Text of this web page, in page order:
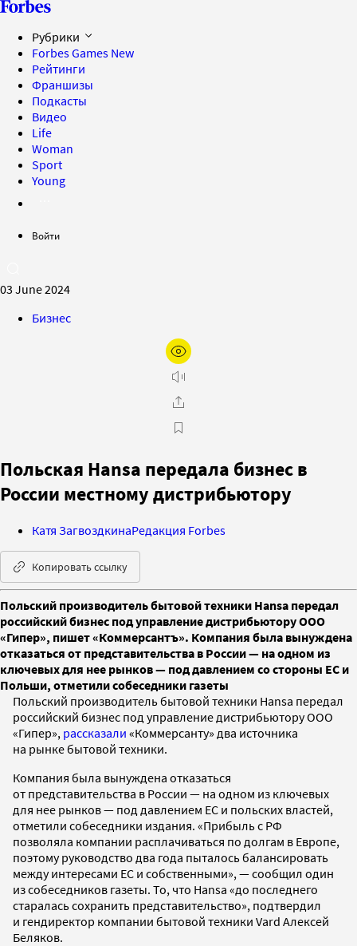
Рубрики
Forbes Games New
Рейтинги
Франшизы
Подкасты
Видео
Life
Woman
Sport
Young
Войти
03 June 2024
Бизнес
Польская Hansa передала бизнес в
России местному дистрибьютору
Катя ЗагвоздкинаРедакция Forbes
Копировать ссылку
Польский производитель бытовой техники Hansa передал
российский бизнес под управление дистрибьютору ООО
«Гипер», пишет «Коммерсантъ». Компания была вынуждена
отказаться от представительства в России — на одном из
ключевых для нее рынков — под давлением со стороны ЕС и
Польши, отметили собеседники газеты
Польский производитель бытовой техники Hansa передал
российский бизнес под управление дистрибьютору ООО
«Гипер», рассказали «Коммерсанту» два источника
на рынке бытовой техники.
Компания была вынуждена отказаться
от представительства в России — на одном из ключевых
для нее рынков — под давлением ЕС и польских властей,
отметили собеседники издания. «Прибыль с РФ
позволяла компании расплачиваться по долгам в Европе,
поэтому руководство два года пыталось балансировать
между интересами ЕС и собственными», — сообщил один
из собеседников газеты. То, что Hansa «до последнего
старалась сохранить представительство», подтвердил
и гендиректор компании бытовой техники Vard Алексей
Беляков.